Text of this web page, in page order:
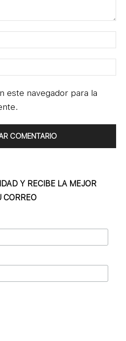
este navegador para la
Y RECIBE LA MEJOR
CORREO